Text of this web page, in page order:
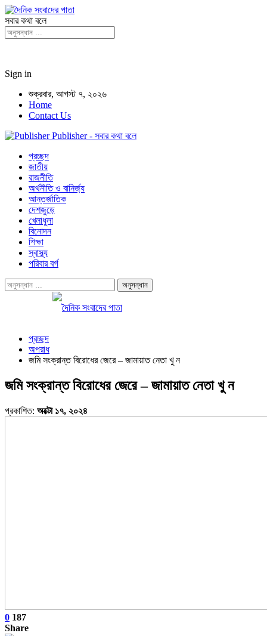
সবার কথা বলে
Sign in
শুক্রবার, আগস্ট ৭, ২০২৬
Home
Contact Us
Publisher - সবার কথা বলে
প্রচ্ছদ
জাতীয়
রাজনীতি
অর্থনীতি ও বানির্জ্য
আন্তর্জাতিক
দেশজুড়ে
খেলাধুলা
বিনোদন
শিক্ষা
স্বাস্থ্য
পরিবার বর্গ
প্রচ্ছদ
অপরাধ
জমি সংক্রান্ত বিরোধের জেরে – জামায়াত নেতা খু ন
জমি সংক্রান্ত বিরোধের জেরে – জামায়াত নেতা খু ন
প্রকাশিত: অক্টো ১৭, ২০২৪
0 187
Share